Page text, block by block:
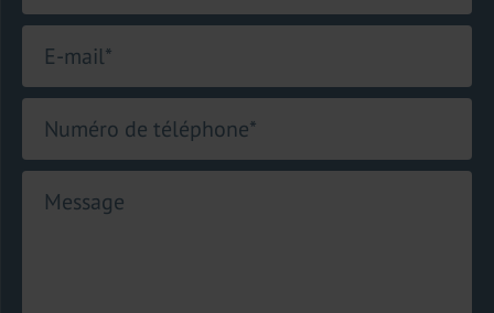
E-mail*
Numéro de téléphone*
Message